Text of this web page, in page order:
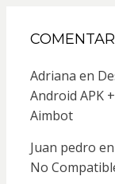
Adriana en
Android APK
Aimbot
Juan pedro en
No